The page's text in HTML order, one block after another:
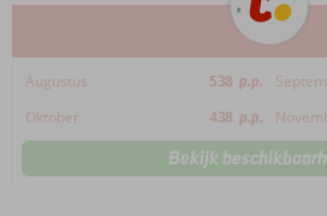
Augustus 538 p.p.
Oktober
438 p.p.
Bekijk